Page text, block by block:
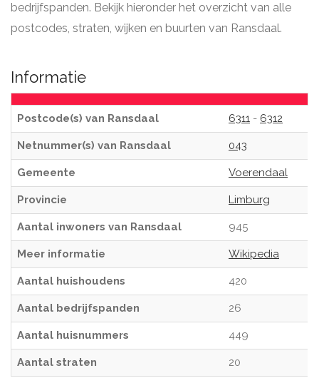
bedrijfspanden. Bekijk hieronder het overzicht van alle
postcodes, straten, wijken en buurten van Ransdaal.
Informatie
Postcode(s) van Ransdaal 6311 - 6312
Netnummer(s) van Ransdaal 043
Gemeente Voerendaal
Provincie Limburg
Aantal inwoners van Ransdaal 945
Meer informatie Wikipedia
Aantal huishoudens 420
Aantal bedrijfspanden 26
Aantal huisnummers 449
Aantal straten 20